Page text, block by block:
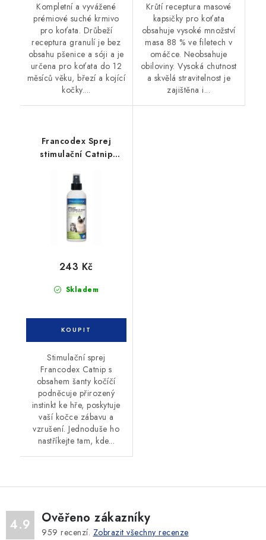
Kompletní a vyvážené
prémiové suché krmivo
pro koťata. Drůbeží
receptura granulí je bez
obsahu pšenice a sóji a je
určena pro koťata do 12
měsíců věku, březí a kojící
kočky....
Krůtí receptura masové
kapsičky pro koťata
obsahuje vysoké množství
masa 88 % ve filetech v
omáčce. Neobsahuje
obiloviny. Vysoká chutnost
a skvělá stravitelnost je
zajištěna i...
Francodex Sprej
stimulační Catnip
Skladem
243 Kč
Stimulační sprej
Francodex Catnip s
obsahem šanty kočíčí
podněcuje přirozený
instinkt ke hře, poskytuje
vaší kočce zábavu a
vzrušení. Jednoduše ho
nastříkejte tam, kde...
4.9 Ověřeno zákazníky
959 recenzí. Zobrazit všechny recenze